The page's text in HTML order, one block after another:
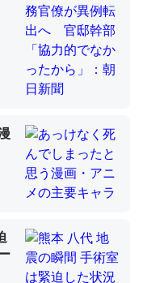
の1程度。
「昆虫はなぜ海にいな
不足してて両方に不
あって面白い。海に
カルシウムを使わ
うのか？